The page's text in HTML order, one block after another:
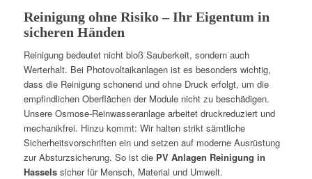
Reinigung ohne Risiko – Ihr Eigentum in
sicheren Händen
Reinigung bedeutet nicht bloß Sauberkeit, sondern auch
Werterhalt. Bei Photovoltaikanlagen ist es besonders wichtig,
dass die Reinigung schonend und ohne Druck erfolgt, um die
empfindlichen Oberflächen der Module nicht zu beschädigen.
Unsere Osmose-Reinwasseranlage arbeitet druckreduziert und
mechanikfrei. Hinzu kommt: Wir halten strikt sämtliche
Sicherheitsvorschriften ein und setzen auf moderne Ausrüstung
zur Absturzsicherung. So ist die PV Anlagen Reinigung in
Hasselssicher für Mensch, Material und Umwelt.